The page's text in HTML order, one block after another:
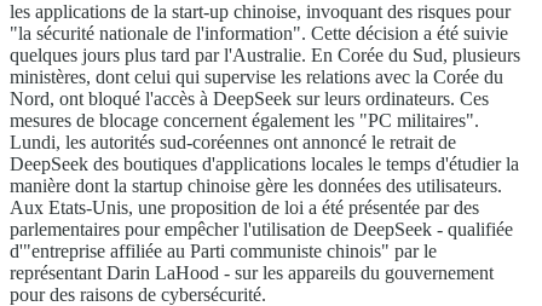
les applications de la start-up chinoise, invoquant des risques pour
"la sécurité nationale de l'information". Cette décision a été suivie
quelques jours plus tard par l'Australie. En Corée du Sud, plusieurs
ministères, dont celui qui supervise les relations avec la Corée du
Nord, ont bloqué l'accès à DeepSeek sur leurs ordinateurs. Ces
mesures de blocage concernent également les "PC militaires".
Lundi, les autorités sud-coréennes ont annoncé le retrait de
DeepSeek des boutiques d'applications locales le temps d'étudier la
manière dont la startup chinoise gère les données des utilisateurs.
Aux Etats-Unis, une proposition de loi a été présentée par des
parlementaires pour empêcher l'utilisation de DeepSeek - qualifiée
d'"entreprise affiliée au Parti communiste chinois" par le
représentant Darin LaHood - sur les appareils du gouvernement
pour des raisons de cybersécurité.